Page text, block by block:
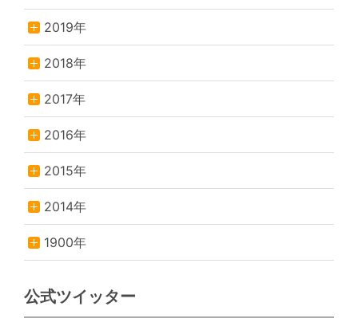
2019年
2018年
2017年
2016年
2015年
2014年
1900年
公式ツイッター